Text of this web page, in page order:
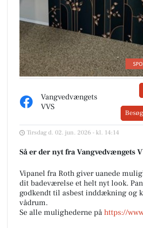
Vangvedvængets
VVS
Tirsdag d. 02. jun. 2026 - kl. 14:14
Så er der nyt fra Vangvedvængets
Vipanel fra Roth giver uanede
dit badeværelse et helt nyt look.
godkendt til asbest inddækning og
vådrum.
Se alle mulighederne på https://